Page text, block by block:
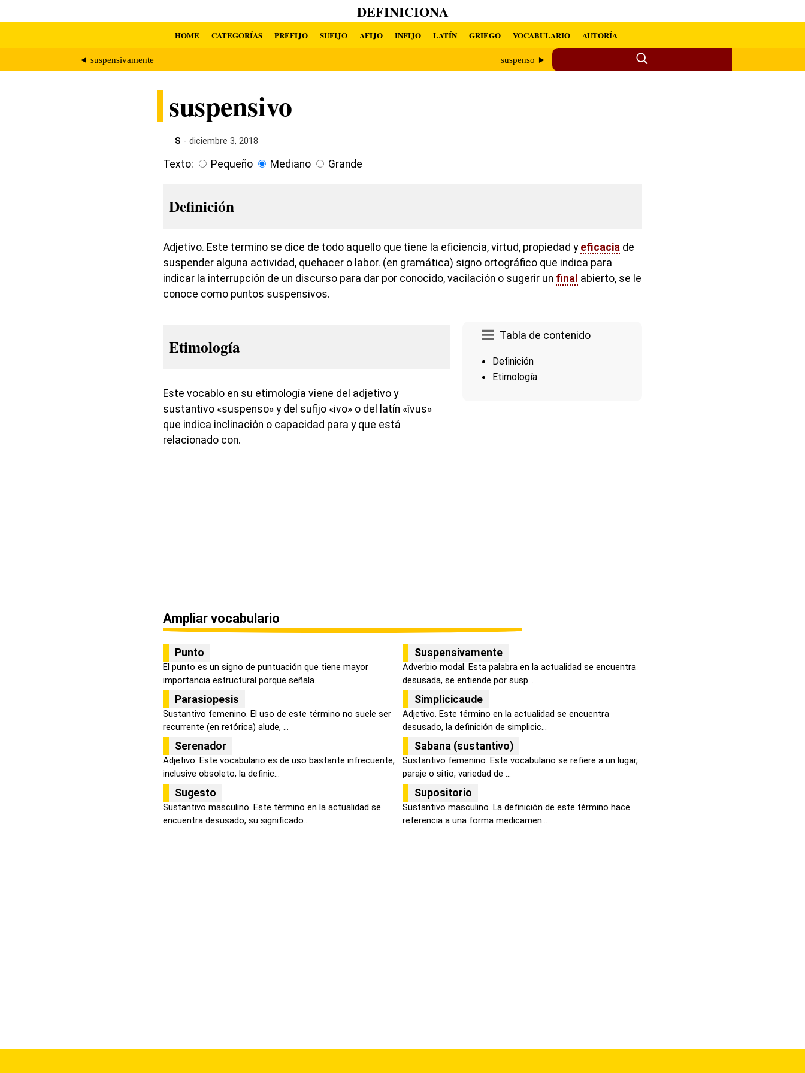
DEFINICIONA
HOME CATEGORÍAS PREFIJO SUFIJO AFIJO INFIJO LATÍN GRIEGO VOCABULARIO AUTORÍA
◄ suspensivamente suspenso ►
suspensivo
S - diciembre 3, 2018
Texto: Pequeño Mediano Grande
Definición
Adjetivo. Este termino se dice de todo aquello que tiene la eficiencia, virtud, propiedad y eficacia de
suspender alguna actividad, quehacer o labor. (en gramática) signo ortográfico que indica para
indicar la interrupción de un discurso para dar por conocido, vacilación o sugerir un final abierto, se le
conoce como puntos suspensivos.
Tabla de contenido
Definición
Etimología
Etimología
Este vocablo en su etimología viene del adjetivo y
sustantivo «suspenso» y del sufijo «ivo» o del latín «īvus»
que indica inclinación o capacidad para y que está
relacionado con.
Ampliar vocabulario
Punto
El punto es un signo de puntuación que tiene mayor
importancia estructural porque señala...
Suspensivamente
Adverbio modal. Esta palabra en la actualidad se encuentra
desusada, se entiende por susp...
Parasiopesis
Sustantivo femenino. El uso de este término no suele ser
recurrente (en retórica) alude, ...
Simplicicaude
Adjetivo. Este término en la actualidad se encuentra
desusado, la definición de simplicic...
Serenador
Adjetivo. Este vocabulario es de uso bastante infrecuente,
inclusive obsoleto, la definic...
Sabana (sustantivo)
Sustantivo femenino. Este vocabulario se refiere a un lugar,
paraje o sitio, variedad de ...
Sugesto
Sustantivo masculino. Este término en la actualidad se
encuentra desusado, su significado...
Supositorio
Sustantivo masculino. La definición de este término hace
referencia a una forma medicamen...